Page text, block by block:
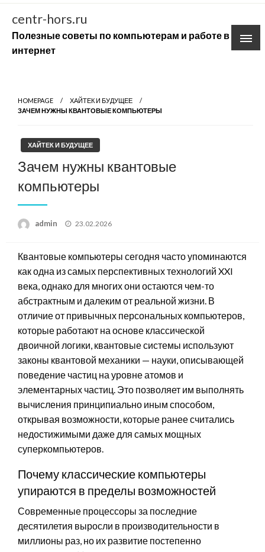
Skip
content
centr-hors.ru
Полезные советы по компьютерам и работе в
интернет
HOMEPAGE
ХАЙТЕК И БУДУЩЕЕ
ЗАЧЕМ НУЖНЫ КВАНТОВЫЕ КОМПЬЮТЕРЫ
ХАЙТЕК И БУДУЩЕЕ
Зачем нужны квантовые
компьютеры
admin
Posted
23.02.2026
Квантовые компьютеры сегодня часто упоминаются
как одна из самых перспективных технологий XXI
века, однако для многих они остаются чем-то
абстрактным и далеким от реальной жизни. В
отличие от привычных персональных компьютеров,
которые работают на основе классической
двоичной логики, квантовые системы используют
законы квантовой механики — науки, описывающей
поведение частиц на уровне атомов и
элементарных частиц. Это позволяет им выполнять
вычисления принципиально иным способом,
открывая возможности, которые ранее считались
недостижимыми даже для самых мощных
суперкомпьютеров.
Почему классические компьютеры
упираются в пределы возможностей
Современные процессоры за последние
десятилетия выросли в производительности в
миллионы раз, но их развитие постепенно